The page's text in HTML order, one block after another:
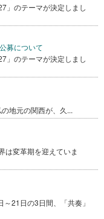
」のテーマが決定しまし
募について
」のテーマが決定しまし
地元の関西が、久...
は変革期を迎えていま
21日の3日間、「共奏」